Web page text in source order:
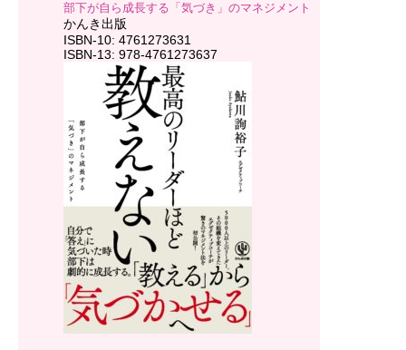
部下が自ら成長する「気づき」のマネジメント
かんき出版
ISBN-10: 4761273631
ISBN-13: 978-4761273637